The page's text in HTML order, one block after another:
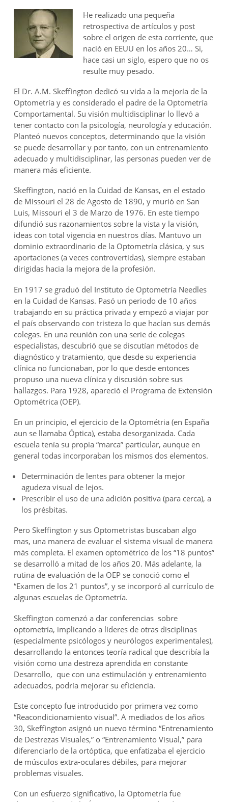
He realizado una pequeña
retrospectiva de artículos y post
sobre el origen de esta corriente, que
nació en EEUU en los años 20… Si,
hace casi un siglo, espero que no os
resulte muy pesado.
El Dr. A.M. Skeffington dedicó su vida a la mejoría de la
Optometría y es considerado el padre de la Optometría
Comportamental. Su visión multidisciplinar lo llevó a
tener contacto con la psicología, neurología y educación.
Planteó nuevos conceptos, determinando que la visión
se puede desarrollar y por tanto, con un entrenamiento
adecuado y multidisciplinar, las personas pueden ver de
manera más eficiente.
Skeffington, nació en la Cuidad de Kansas, en el estado
de Missouri el 28 de Agosto de 1890, y murió en San
Luis, Missouri el 3 de Marzo de 1976. En este tiempo
difundió sus razonamientos sobre la vista y la visión,
ideas con total vigencia en nuestros días. Mantuvo un
dominio extraordinario de la Optometría clásica, y sus
aportaciones (a veces controvertidas), siempre estaban
dirigidas hacia la mejora de la profesión.
En 1917 se graduó del Instituto de Optometría Needles
en la Cuidad de Kansas. Pasó un periodo de 10 años
trabajando en su práctica privada y empezó a viajar por
el país observando con tristeza lo que hacían sus demás
colegas. En una reunión con una serie de colegas
especialistas, descubrió que se discutían métodos de
diagnóstico y tratamiento, que desde su experiencia
clínica no funcionaban, por lo que desde entonces
propuso una nueva clínica y discusión sobre sus
hallazgos. Para 1928, apareció el Programa de Extensión
Optométrica (OEP).
En un principio, el ejercicio de la Optométria (en España
aun se llamaba Óptica), estaba desorganizada. Cada
escuela tenía su propia “marca” particular, aunque en
general todas incorporaban los mismos dos elementos.
Determinación de lentes para obtener la mejor
agudeza visual de lejos.
Prescribir el uso de una adición positiva (para cerca), a
los présbitas.
Pero Skeffington y sus Optometristas buscaban algo
mas, una manera de evaluar el sistema visual de manera
más completa. El examen optométrico de los “18 puntos”
se desarrolló a mitad de los años 20. Más adelante, la
rutina de evaluación de la OEP se conoció como el
“Examen de los 21 puntos”, y se incorporó al currículo de
algunas escuelas de Optometría.
Skeffington comenzó a dar conferencias sobre
optometría, implicando a líderes de otras disciplinas
(especialmente psicólogos y neurólogos experimentales),
desarrollando la entonces teoría radical que describía la
visión como una destreza aprendida en constante
Desarrollo, que con una estimulación y entrenamiento
adecuados, podría mejorar su eficiencia.
Este concepto fue introducido por primera vez como
“Reacondicionamiento visual”. A mediados de los años
30, Skeffington asignó un nuevo término “Entrenamiento
de Destrezas Visuales,” o “Entrenamiento Visual,” para
diferenciarlo de la ortóptica, que enfatizaba el ejercicio
de músculos extra-oculares débiles, para mejorar
problemas visuales.
Con un esfuerzo significativo, la Optometría fue